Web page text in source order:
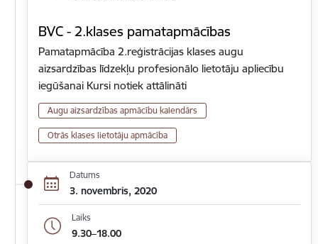
BVC - 2.klases pamatapmācības
Pamatapmācība 2.reģistrācijas klases augu
aizsardzības līdzekļu profesionālo lietotāju apliecību
iegūšanai Kursi notiek attālināti
Augu aizsardzības apmācību kalendārs
Otrās klases lietotāju apmācība
Datums
3. novembris, 2020
Laiks
9.30–18.00